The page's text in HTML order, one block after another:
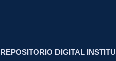
REPOSITORIO DIGITAL